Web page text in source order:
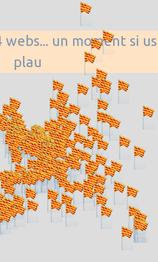
webs... un moment si us
plau